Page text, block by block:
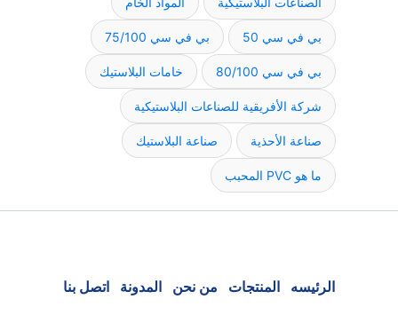
بي في سي 50 بي في سي 75/100
بي في سي 80/100 خامات البلاستيك
شركة الأفريقية للصناعات البلاستيكية
صناعة الأحذية صناعة البلاستيك
ما هو PVC المحبب
الرئيسه المنتجات من نحن المدونة اتصل بنا